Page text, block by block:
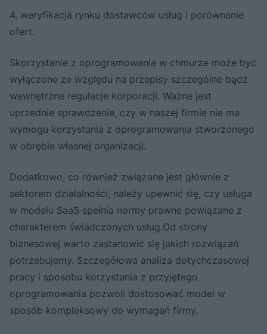
4. weryfikacja rynku dostawców usług i porównanie
ofert.
Skorzystanie z oprogramowania w chmurze może być
wyłączone ze względu na przepisy szczególne bądź
wewnętrzne regulacje korporacji. Ważne jest
uprzednie sprawdzenie, czy w naszej firmie nie ma
wymogu korzystania z oprogramowania stworzonego
w obrębie własnej organizacji.
Dodatkowo, co również związane jest głównie z
sektorem działalności, należy upewnić się, czy usługa
w modelu SaaS spełnia normy prawne powiązane z
charakterem świadczonych usług.Od strony
biznesowej warto zastanowić się jakich rozwiązań
potrzebujemy. Szczegółowa analiza dotychczasowej
pracy i sposobu korzystania z przyjętego
oprogramowania pozwoli dostosować model w
sposób kompleksowy do wymagań firmy.